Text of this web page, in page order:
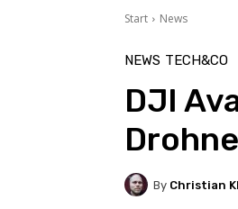
Start News
NEWS TECH&CO
DJI
By Christian